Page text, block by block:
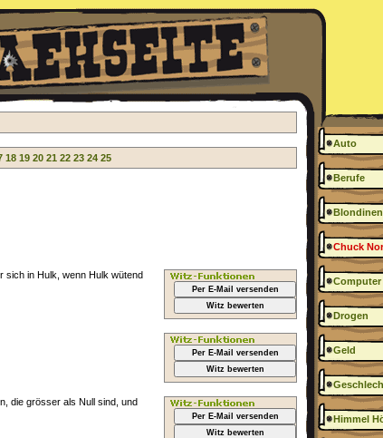
18 19 20 21 22 23 24 25
Per E-Mail versenden
Witz bewerten
sich in Hulk, wenn Hulk wütend
Per E-Mail versenden
Witz bewerten
Per E-Mail versenden
Witz bewerten
die grösser als Null sind, und
Auto
Berufe
Blondinen
Chuck
Computer
Drogen
Geld
Himmel